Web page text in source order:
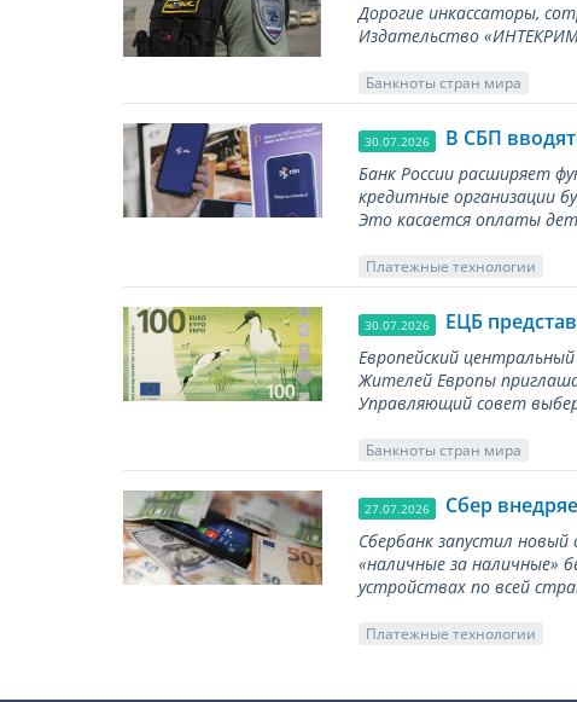
Дорогие инкассаторы,
Издательство
Банкноты стран мира
30.07.2026 В СБП
Банк России расширяет
кредитные организации
Это касается оплаты
Платежные технологии
30.07.2026 ЕЦБ
Европейский
Жителей Европы
Управляющий совет
Банкноты стран мира
27.07.2026 Сбер
Сбербанк запустил
«наличные за наличные»
устройствах по всей
Платежные технологии